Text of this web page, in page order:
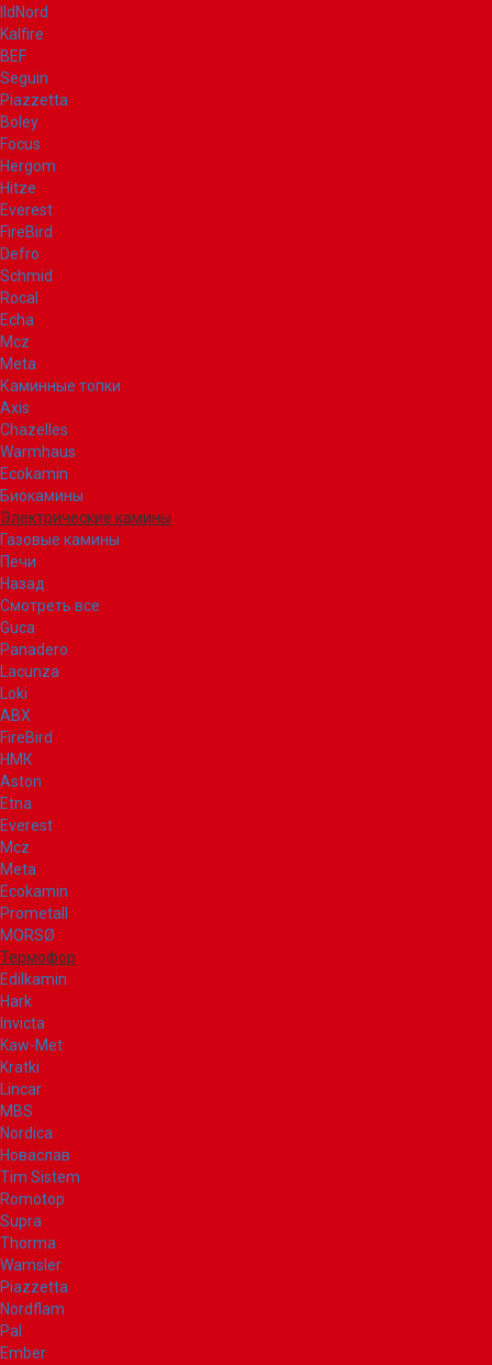
IldNord
Kalfire
BEF
Seguin
Piazzetta
Boley
Focus
Hergom
Hitze
Everest
FireBird
Defro
Schmid
Rocal
Echa
Mcz
Meta
Каминные топки
Axis
Chazelles
Warmhaus
Ecokamin
Биокамины
Электрические камины
Газовые камины
Печи
Назад
Смотреть все
Guca
Panadero
Lacunza
Loki
ABX
FireBird
НМК
Aston
Etna
Everest
Mcz
Meta
Ecokamin
Prometall
MORSØ
Термофор
Edilkamin
Hark
Invicta
Kaw-Met
Kratki
Lincar
MBS
Nordica
Новаслав
Tim Sistem
Romotop
Supra
Thorma
Wamsler
Piazzetta
Nordflam
Pal
Ember